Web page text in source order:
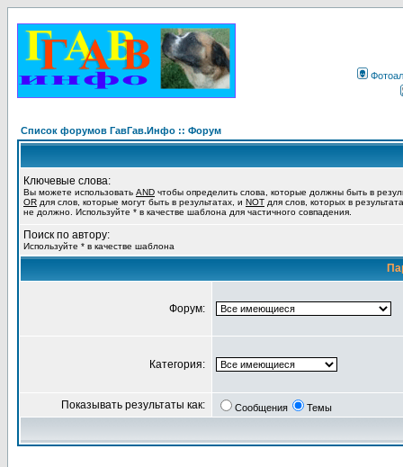
Список форумов ГавГав.Инфо :: Форум
Ключевые слова:
Вы можете использовать AND чтобы определить слова, которые должны быть в
OR для слов, которые могут быть в результатах, и NOT для слов, которых в
не должно. Используйте * в качестве шаблона для частичного совпадения.
Поиск по автору:
Используйте * в качестве шаблона
Форум:
Категория:
Показывать результаты как: Сообщения Темы